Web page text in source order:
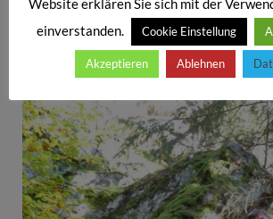
Rudi gibt ein
Website erklären Sie sich mit der
einverstanden.
Cookie Einstellung
Akzeptieren Ablehnen